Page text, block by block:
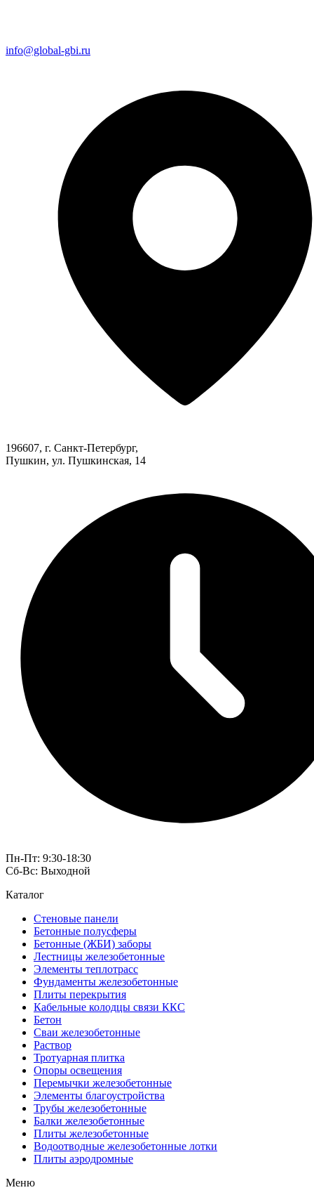
info@global-gbi.ru
196607, г. Санкт-Петербург,
Пушкин, ул. Пушкинская, 14
Пн-Пт: 9:30-18:30
Cб-Вс: Выходной
Каталог
Стеновые панели
Бетонные полусферы
Бетонные (ЖБИ) заборы
Лестницы железобетонные
Элементы теплотрасс
Фундаменты железобетонные
Плиты перекрытия
Кабельные колодцы связи ККС
Бетон
Сваи железобетонные
Раствор
Тротуарная плитка
Опоры освещения
Перемычки железобетонные
Элементы благоустройства
Трубы железобетонные
Балки железобетонные
Плиты железобетонные
Водоотводные железобетонные лотки
Плиты аэродромные
Меню